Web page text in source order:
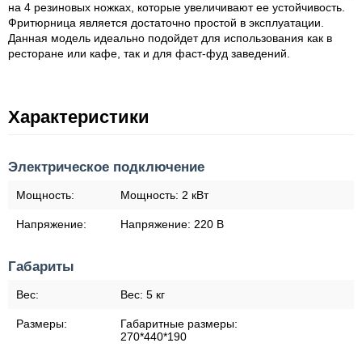
на 4 резиновых ножках, которые увеличивают ее устойчивость.
Фритюрница является достаточно простой в эксплуатации.
Данная модель идеально подойдет для использования как в
ресторане или кафе, так и для фаст-фуд заведений.
Характеристики
Электрическое подключение
Мощность: Мощность: 2 кВт
Напряжение: Напряжение: 220 В
Габариты
Вес: Вес: 5 кг
Размеры:
Габаритные размеры:
270*440*190